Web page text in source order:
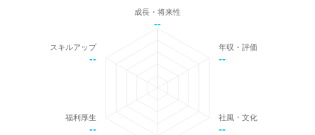
成長・将来性
--
年収・評価
--
社風・文化
--
福利厚生
--
スキルアップ
--